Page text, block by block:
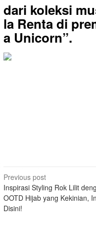
dari koleksi
la Renta di
a Unicorn”.
Post
navigation
Previous post
Inspirasi Styling Rok Lilit
OOTD Hijab yang Kekinian,
Disini!